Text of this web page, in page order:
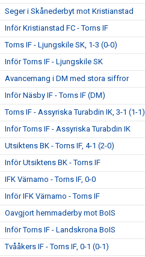
Seger i Skånederbyt mot Kristianstad
Inför Kristianstad FC - Torns IF
Torns IF - Ljungskile SK, 1-3 (0-0)
Inför Torns IF - Ljungskile SK
Avancemang i DM med stora siffror
Inför Näsby IF - Torns IF (DM)
Torns IF - Assyriska Turabdin IK, 3-1 (1-1)
Inför Torns IF - Assyriska Turabdin IK
Utsiktens BK - Torns IF, 4-1 (2-0)
Inför Utsiktens BK - Torns IF
IFK Värnamo - Torns IF, 0-0
Inför IFK Värnamo - Torns IF
Oavgjort hemmaderby mot BoIS
Inför Torns IF - Landskrona BoIS
Tvååkers IF - Torns IF, 0-1 (0-1)